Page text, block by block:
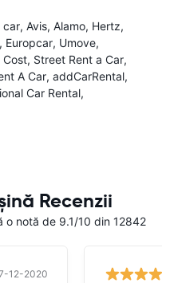
car Avis Alamo Hertz
Europcar Umove
Cost Street Rent a Car
A Car addCarRental
Car Rental
Recenzii
o notă de 9.1/10 din 12842
12-2020